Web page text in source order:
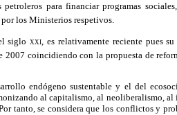
para financiar programas
los Ministerios respetivos.
sigloxxi , es relativamente reciente pues
2007 coincidiendo con la propuesta de
endógeno sustentable y el del
al capitalismo, al neoliberalismo,
tanto, se considera que los conflictos y